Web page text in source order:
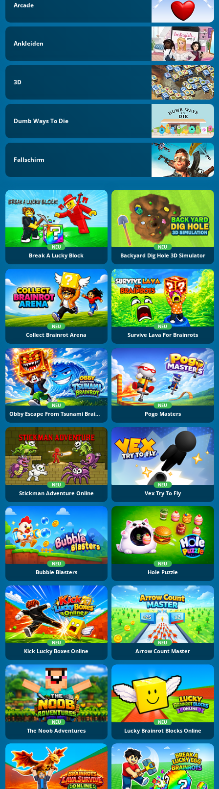
Arcade
Ankleiden
3D
Dumb Ways To Die
Fallschirm
NEU
Break A Lucky Block
NEU
Backyard Dig Hole 3D Simulator
NEU
Collect Brainrot Arena
NEU
Survive Lava For Brainrots
NEU
Obby Escape From Tsunami Brainrot
NEU
Pogo Masters
NEU
Stickman Adventure Online
NEU
Vex Try To Fly
NEU
Bubble Blasters
NEU
Hole Puzzle
NEU
Kick Lucky Boxes Online
NEU
Arrow Count Master
NEU
The Noob Adventures
NEU
Lucky Brainrot Blocks Online